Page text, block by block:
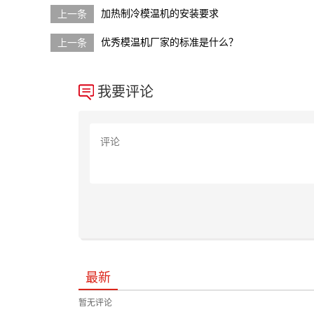
加热制冷模温机的安装要求
优秀模温机厂家的标准是什么？
我要评论
最新
暂无评论